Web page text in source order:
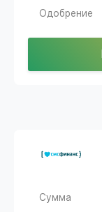
Одобрение
Сумма